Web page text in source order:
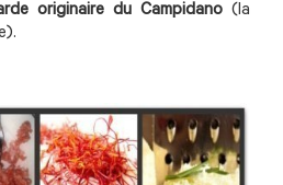
originaire du Campidano (la